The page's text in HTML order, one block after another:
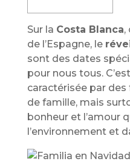
Sur la Costa Blanca,
de l’Espagne, le
sont des dates
pour nous tous.
caractérisée par
de famille, mais
bonheur et l’amour
l’environnement et